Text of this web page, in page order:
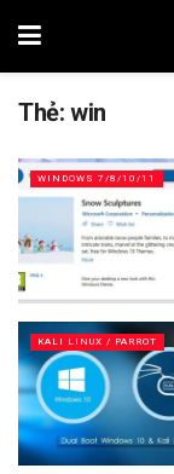
Thẻ:win
WINDOWS 7/8/10/11
KALI LINUX / PARROT